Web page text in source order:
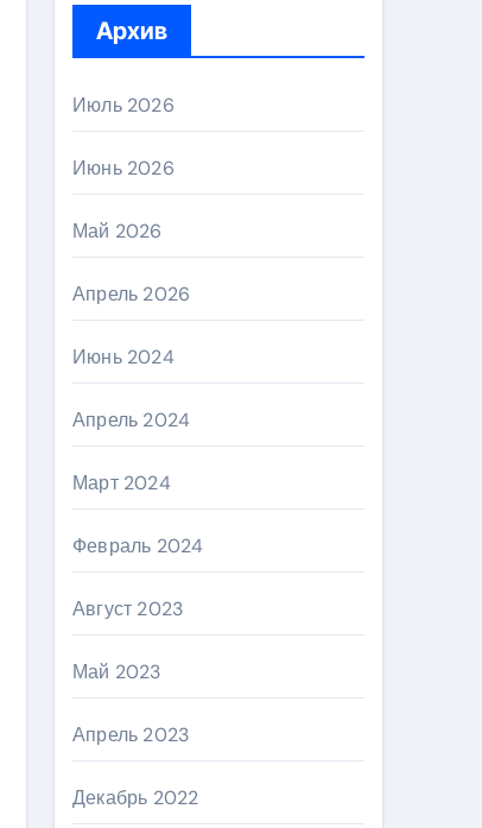
Архив
Июль 2026
Июнь 2026
Май 2026
Апрель 2026
Июнь 2024
Апрель 2024
Март 2024
Февраль 2024
Август 2023
Май 2023
Апрель 2023
Декабрь 2022